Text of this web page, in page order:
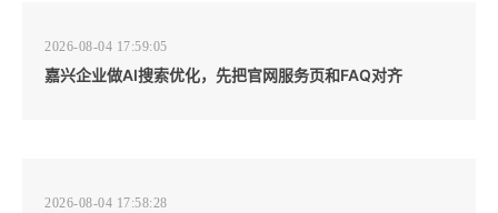
2026-08-04 17:59:05
嘉兴企业做AI搜索优化，先把官网服务页和FAQ对齐
2026-08-04 17:58:28